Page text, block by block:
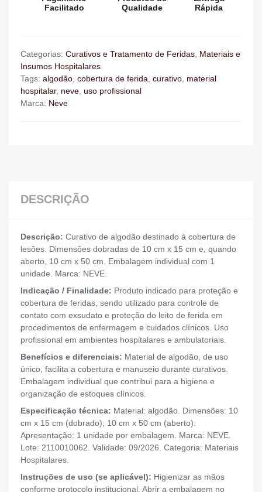
Facilitado
Qualidade
Rápida
Categorias: Curativos e Tratamento de Feridas, Materiais e
Insumos Hospitalares
Tags: algodão, cobertura de ferida, curativo, material
hospitalar, neve, uso profissional
Marca: Neve
DESCRIÇÃO
Descrição: Curativo de algodão destinado à cobertura de
lesões. Dimensões dobradas de 10 cm x 15 cm e, quando
aberto, 10 cm x 50 cm. Embalagem individual com 1
unidade. Marca: NEVE.
Indicação / Finalidade: Produto indicado para proteção e
cobertura de feridas, sendo utilizado para controle de
contato com exsudato e proteção do leito de ferida em
procedimentos de enfermagem e cuidados clínicos. Uso
profissional em ambientes hospitalares e ambulatoriais.
Benefícios e diferenciais: Material de algodão, de uso
único, facilita a cobertura e manuseio durante curativos.
Embalagem individual que contribui para a higiene e
organização de estoques clínicos.
Especificação técnica: Material: algodão. Dimensões: 10
cm x 15 cm (dobrado); 10 cm x 50 cm (aberto).
Apresentação: 1 unidade por embalagem. Marca: NEVE.
Lote: 2110010062. Validade: 09/2026. Categoria: Materiais
Hospitalares.
Instruções de uso (se aplicável): Higienizar as mãos
conforme protocolo institucional. Abrir a embalagem no